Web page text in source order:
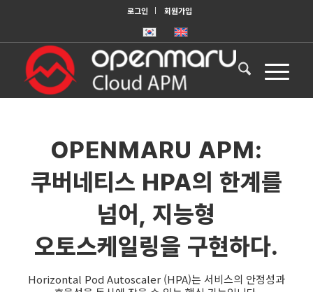
로그인 회원가입
OPENMARU APM:
쿠버네티스 HPA의 한계를
넘어, 지능형
오토스케일링을 구현하다.
Horizontal Pod Autoscaler (HPA)는 서비스의 안정성과